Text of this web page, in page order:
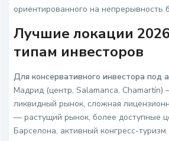
ориентированного на непрерывность
Лучшие локации
типам инвесторов
Для консервативного инвестора под
Мадрид (центр, Salamanca, Chamartín)
ликвидный рынок, сложная
— растущий рынок, более доступные
Барселона, активный конгресс-туризм.